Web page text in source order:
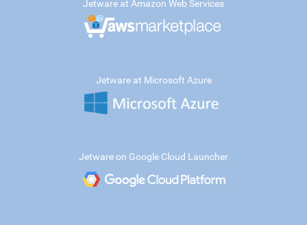
Jetware at Amazon Web Services
Jetware at Microsoft Azure
Jetware on Google Cloud Launcher